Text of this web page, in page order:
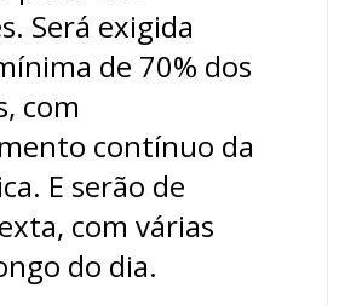
Será exigida
de 70% dos
com
contínuo da
E serão de
com várias
do dia.